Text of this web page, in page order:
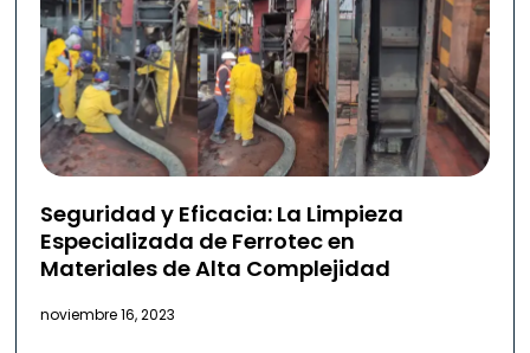
Seguridad y Eficacia: La Limpieza
Especializada de Ferrotec en
Materiales de Alta Complejidad
noviembre 16, 2023